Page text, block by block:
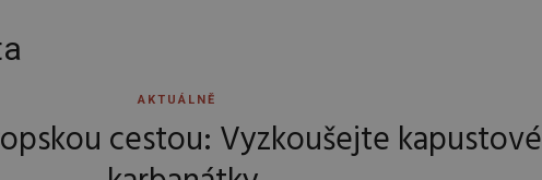
AKTUÁLNĚ
cestou: Vyzkoušejte kapustové